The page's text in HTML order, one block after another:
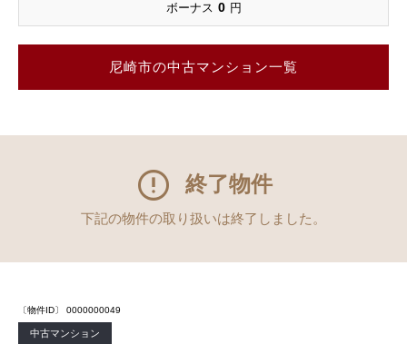
ボーナス 0 円
尼崎市の中古マンション一覧
終了物件
下記の物件の取り扱いは終了しました。
〔物件ID〕 0000000049
中古マンション